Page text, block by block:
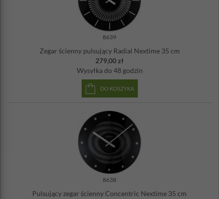
8639
Zegar ścienny pulsujący Radial Nextime 35 cm
279,00 zł
Wysyłka do 48 godzin
DO KOSZYKA
8638
Pulsujący zegar ścienny Concentric Nextime 35 cm